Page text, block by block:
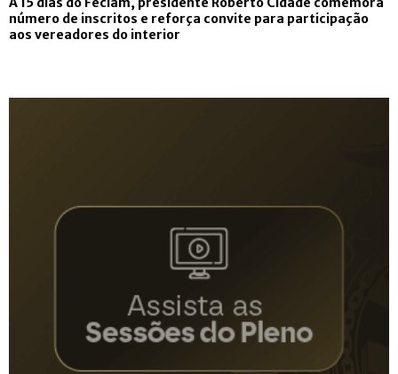
número de inscritos e reforça convite para participação
aos vereadores do interior